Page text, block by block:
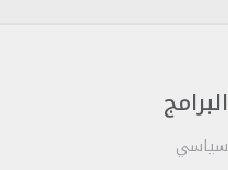
البرامج
سياسي